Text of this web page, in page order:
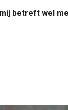
betreft wel